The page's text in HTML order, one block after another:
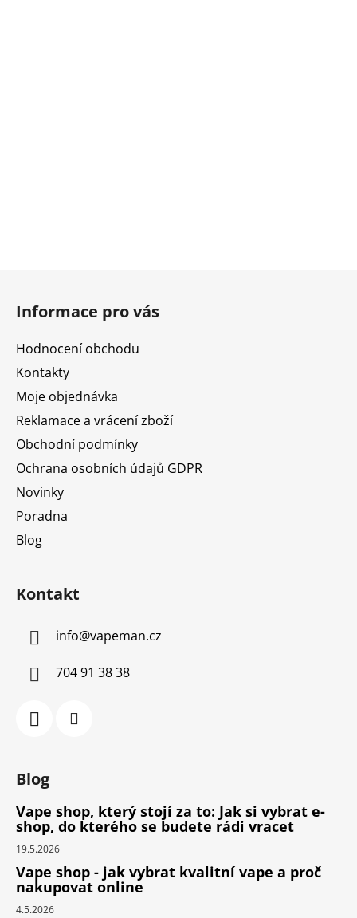
Informace pro vás
Hodnocení obchodu
Kontakty
Moje objednávka
Reklamace a vrácení zboží
Obchodní podmínky
Ochrana osobních údajů GDPR
Novinky
Poradna
Blog
Kontakt
info@vapeman.cz
704 91 38 38
Blog
Vape shop, který stojí za to: Jak si vybrat e-
shop, do kterého se budete rádi vracet
19.5.2026
Vape shop - jak vybrat kvalitní vape a proč
nakupovat online
4.5.2026